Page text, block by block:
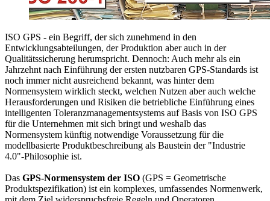
ISO GPS - ein Begriff, der sich zunehmend in den
Entwicklungsabteilungen, der Produktion aber auch in der
Qualitätssicherung herumspricht. Dennoch: Auch mehr als ein
Jahrzehnt nach Einführung der ersten nutzbaren GPS-Standards ist
noch immer nicht ausreichend bekannt, was hinter dem
Normensystem wirklich steckt, welchen Nutzen aber auch welche
Herausforderungen und Risiken die betriebliche Einführung eines
intelligenten Toleranzmanagementsystems auf Basis von ISO GPS
für die Unternehmen mit sich bringt und weshalb das
Normensystem künftig notwendige Voraussetzung für die
modellbasierte Produktbeschreibung als Baustein der "Industrie
4.0"-Philosophie ist.
Das GPS-Normensystem der ISO (GPS = Geometrische
Produktspezifikation) ist ein komplexes, umfassendes Normenwerk,